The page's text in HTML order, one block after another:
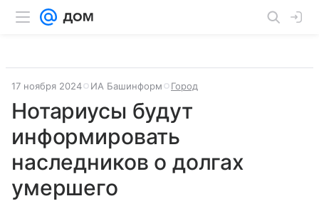
17 ноября 2024 ИА Башинформ Город
Нотариусы будут
информировать
наследников о долгах
умершего